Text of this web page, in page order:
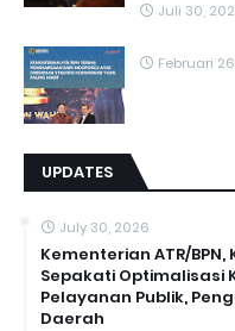
Juli 30,
Februari
UPDATES
July 30, 2026
Kementerian ATR/
Sepakati Optimalisasi
Pelayanan Publik,
Daerah